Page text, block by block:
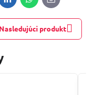
mail
Nasledujúci produkt